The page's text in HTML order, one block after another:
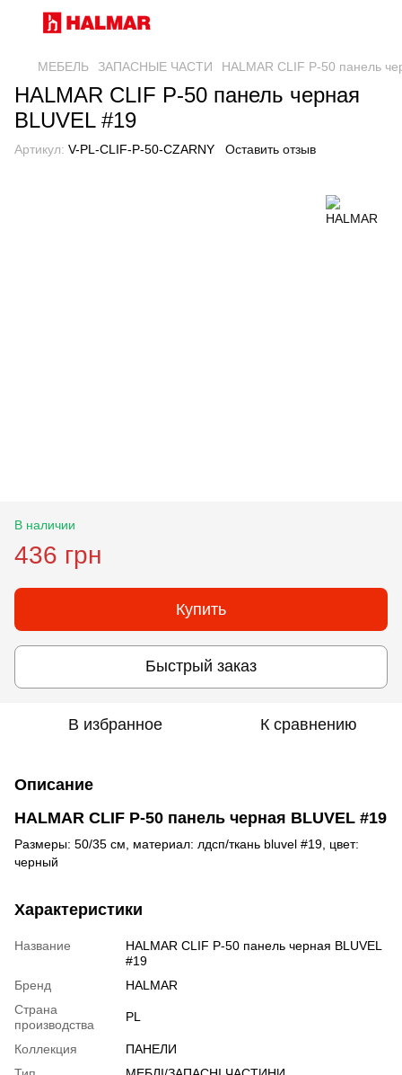
МЕБЕЛЬ ЗАПАСНЫЕ ЧАСТИ HALMAR CLIF P-50 панель
HALMAR CLIF P-50 панель черная
BLUVEL #19
Артикул: V-PL-CLIF-P-50-CZARNY Оставить отзыв
В наличии
436 грн
Купить
Быстрый заказ
В избранное К сравнению
Описание
HALMAR CLIF P-50 панель черная BLUVEL #19
Размеры: 50/35 см, материал: лдсп/ткань bluvel #19, цвет:
черный
Характеристики
Название
HALMAR CLIF P-50 панель черная BLUVEL
#19
Бренд
HALMAR
Страна
производства
PL
Коллекция
ПАНЕЛИ